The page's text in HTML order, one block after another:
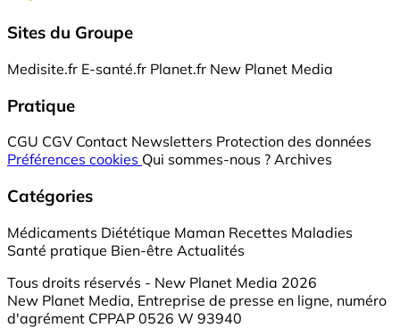
Sites du Groupe
Medisite.fr E-santé.fr Planet.fr New Planet Media
Pratique
CGU CGV Contact Newsletters Protection des données
Préférences cookies Qui sommes-nous ? Archives
Catégories
Médicaments Diététique Maman Recettes Maladies
Santé pratique Bien-être Actualités
Tous droits réservés - New Planet Media 2026
New Planet Media, Entreprise de presse en ligne, numéro
d'agrément CPPAP 0526 W 93940